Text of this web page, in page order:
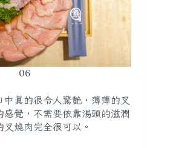
06
真的很令人驚艷，薄薄的叉
感覺，不需要依靠湯頭的滋潤
燒肉完全很可以。